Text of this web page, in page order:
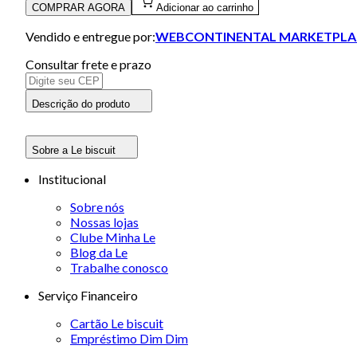
COMPRAR AGORA Adicionar ao carrinho
Vendido e entregue por:WEBCONTINENTAL
Consultar frete e prazo
Descrição do produto
Sobre a Le biscuit
Institucional
Sobre nós
Nossas lojas
Clube Minha Le
Blog da Le
Trabalhe conosco
Serviço Financeiro
Cartão Le biscuit
Empréstimo Dim Dim